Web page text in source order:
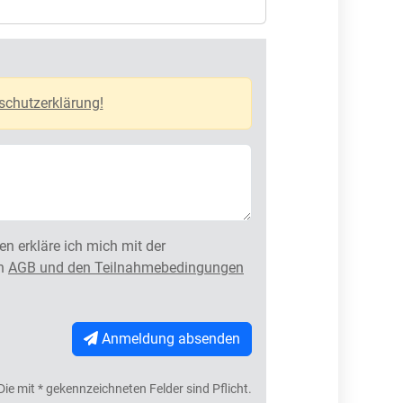
erkläre ich mich mit der
AGB und den Teilnahmebedingungen
Anmeldung absenden
mit * gekennzeichneten Felder sind Pflicht.